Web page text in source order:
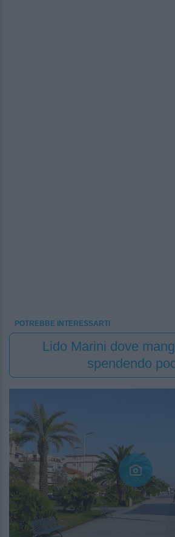
POTREBBE INTERESSARTI
Lido Marini dove
spendendo